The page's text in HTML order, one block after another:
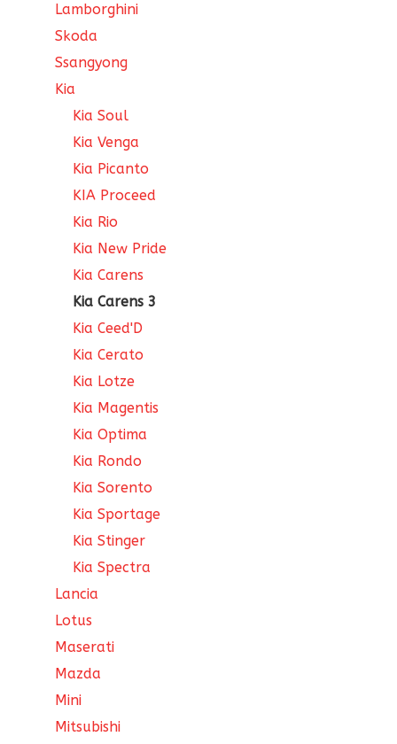
Lamborghini
Skoda
Ssangyong
Kia
Kia Soul
Kia Venga
Kia Picanto
KIA Proceed
Kia Rio
Kia New Pride
Kia Carens
Kia Carens 3
Kia Ceed'D
Kia Cerato
Kia Lotze
Kia Magentis
Kia Optima
Kia Rondo
Kia Sorento
Kia Sportage
Kia Stinger
Kia Spectra
Lancia
Lotus
Maserati
Mazda
Mini
Mitsubishi